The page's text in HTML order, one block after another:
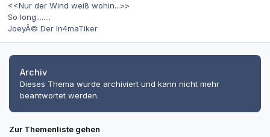
<<Nur der Wind weiß wohin...>>
So long........
JoeyÂ© Der In4maTiker
Archiv
Dieses Thema wurde archiviert und kann nicht mehr
beantwortet werden.
Zur Themenliste gehen